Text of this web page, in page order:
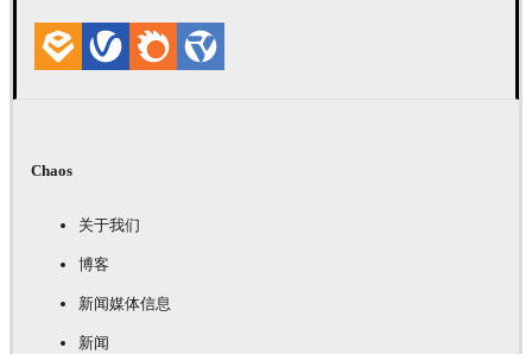
Chaos
关于我们
博客
新闻媒体信息
新闻